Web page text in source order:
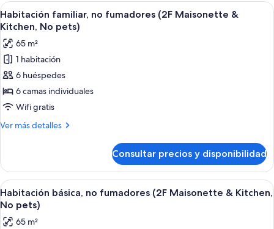
Abrir
todas
las
fotos
de
Habitación
familiar,
no
fumadores
&
Kitchen,
No
pets)
Una habitación de hotel con tres
13
Habitación familiar, no fumadores (2F Maisonette &
Kitchen, No pets)
65 m²
1 habitación
6 huéspedes
6 camas individuales
Wifi gratis
Ver más detalles
Más
familiar,
no
fumadores
(2F
Maisonette
&
Consultar precios y disponibilidad
Abrir
todas
las
Una sala de estar con un sofá rojo,
12
Habitación básica, no fumadores (2F Maisonette & Kitchen,
No pets)
65 m²